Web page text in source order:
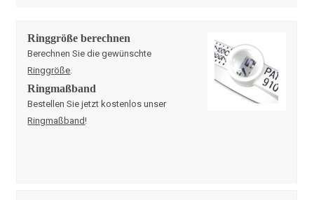
Ringgröße berechnen
Berechnen Sie die gewünschte
Ringgröße
Ringmaßband
Bestellen Sie jetzt kostenlos unser
Ringmaßband!